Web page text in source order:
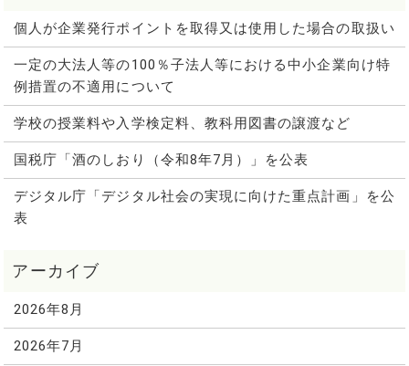
個人が企業発行ポイントを取得又は使用した場合の取扱い
一定の大法人等の100％子法人等における中小企業向け特
例措置の不適用について
学校の授業料や入学検定料、教科用図書の譲渡など
国税庁「酒のしおり（令和8年7月）」を公表
デジタル庁「デジタル社会の実現に向けた重点計画」を公
表
2026年8月
2026年7月